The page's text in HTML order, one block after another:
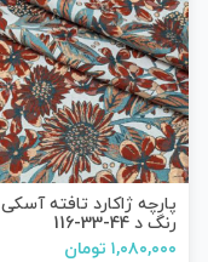
پارچه ژاکارد تافته آسکی
رنگ د 44-33-116
۱,۰۸۰,۰۰۰ تومان